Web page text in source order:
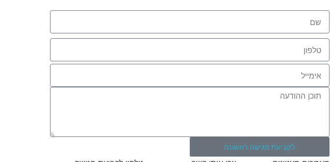
לקביעת פגישה ראשונה